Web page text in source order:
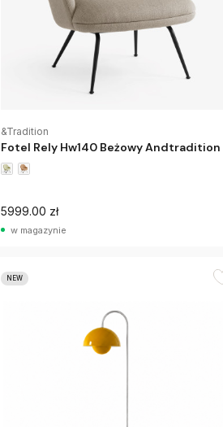
&Tradition
Fotel Rely Hw140 Beżowy Andtradition
5999.00 zł
w magazynie
NEW